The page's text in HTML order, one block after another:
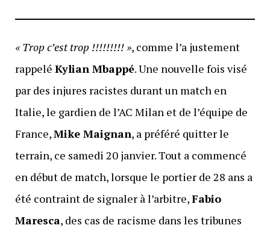
« Trop c’est trop !!!!!!!!! », comme l’a justement
rappelé Kylian Mbappé. Une nouvelle fois visé
par des injures racistes durant un match en
Italie, le gardien de l’AC Milan et de l’équipe de
France,Mike Maignan, a préféré quitter le
terrain, ce samedi 20 janvier. Tout a commencé
en début de match, lorsque le portier de 28 ans a
été contraint de signaler à l’arbitre,Fabio
Maresca, des cas de racisme dans les tribunes